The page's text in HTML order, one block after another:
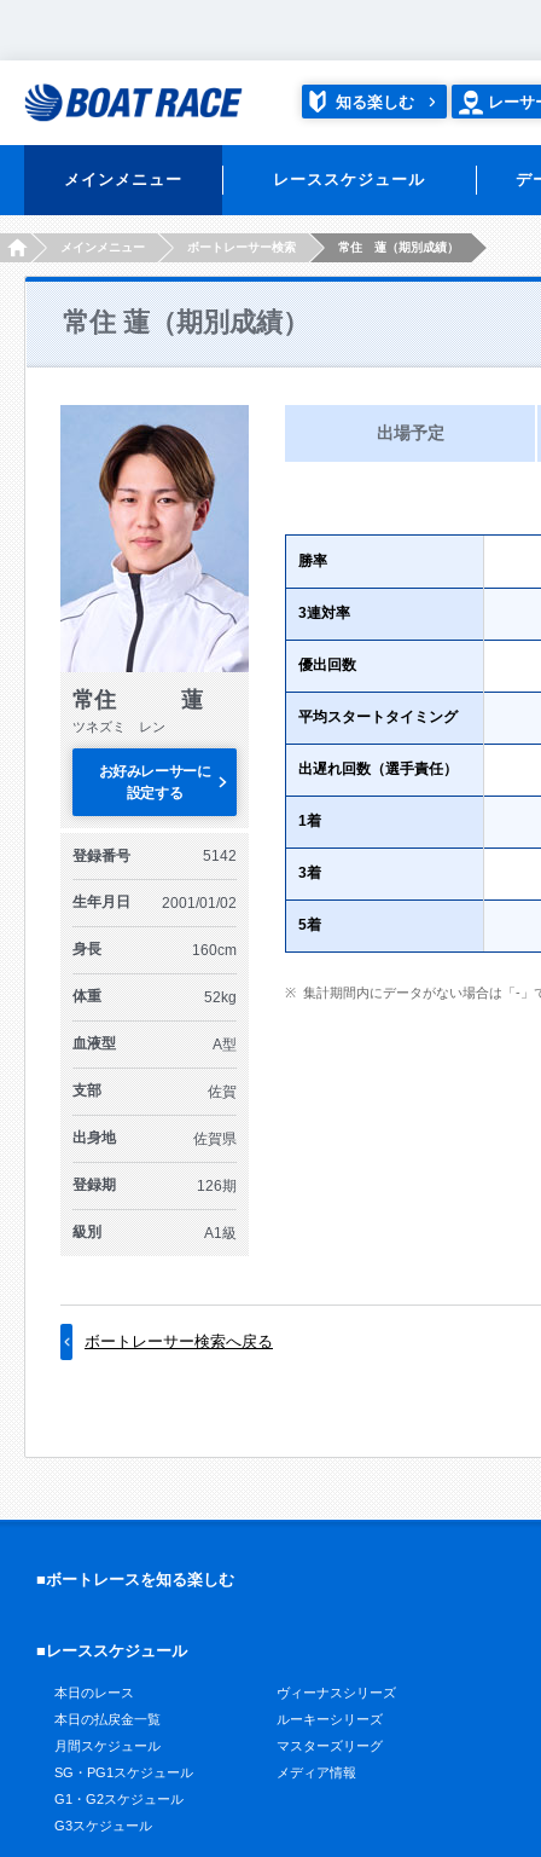
知る楽しむ レーサ
メインメニュー レーススケジュール デ
HOMEメインメニュー ボートレーサー検索 常住 蓮（期別成績）
常住 蓮（期別成績）
常住 蓮
ツネズミ レン
お好みレーサーに
設定する
登録番号 5142
生年月日 2001/01/02
身長 160cm
体重 52kg
血液型 A型
支部 佐賀
出身地 佐賀県
登録期 126期
級別 A1級
出場予定
勝率
3連対率
優出回数
平均スタートタイミング
出遅れ回数（選手責任）
1着
3着
5着
集計期間内にデータがない場合は「-」
ボートレーサー検索へ戻る
■ボートレースを知る楽しむ
■レーススケジュール
本日のレース
本日の払戻金一覧
月間スケジュール
SG・PG1スケジュール
G1・G2スケジュール
G3スケジュール
ヴィーナスシリーズ
ルーキーシリーズ
マスターズリーグ
メディア情報